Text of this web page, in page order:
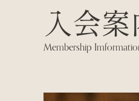
入会
Membership